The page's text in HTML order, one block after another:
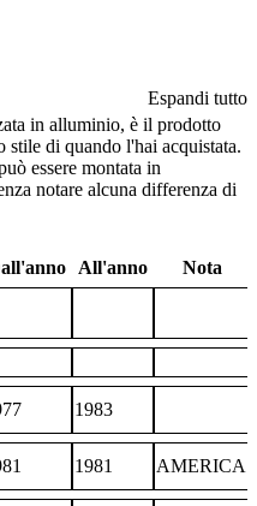
Espandi tutto
in alluminio, è il prodotto
stile di quando l'hai acquistata.
essere montata in
notare alcuna differenza di
All'anno Nota
1983
1981 AMERICA